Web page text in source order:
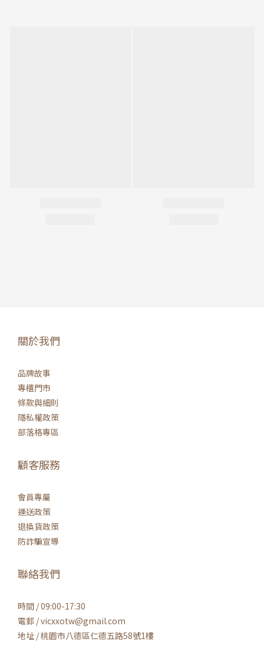
關於我們
品牌故事
專櫃門市
條款與細則
隱私權政策
部落格專區
顧客服務
會員專屬
運送政策
退換貨政策
防詐騙宣導
聯絡我們
時間 / 09:00-17:30
電郵 / vicxxotw@gmail.com
地址 / 桃園市八德區仁德五路58號1樓